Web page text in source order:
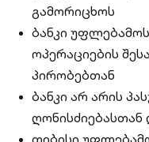
გამორიცხოს
ბანკი
ოპერაციების
პირობებთან
ბანკი არ არის
ღონისძიებასთან